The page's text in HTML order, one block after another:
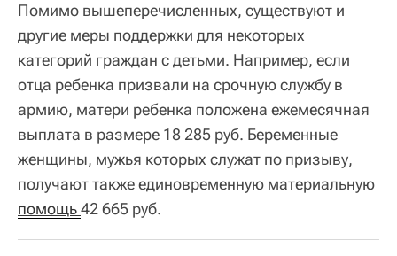
Помимо вышеперечисленных, существуют и
другие меры поддержки для некоторых
категорий граждан с детьми. Например, если
отца ребенка призвали на срочную службу в
армию, матери ребенка положена ежемесячная
выплата в размере 18 285 руб. Беременные
женщины, мужья которых служат по призыву,
получают также единовременную материальную
помощь 42 665 руб.